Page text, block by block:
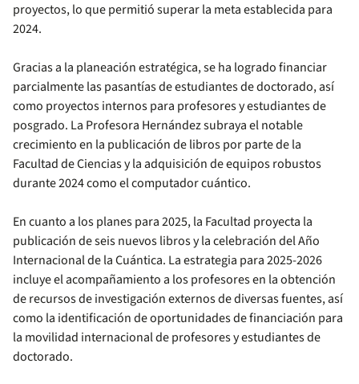
proyectos, lo que permitió superar la meta establecida para
2024.
Gracias a la planeación estratégica, se ha logrado financiar
parcialmente las pasantías de estudiantes de doctorado, así
como proyectos internos para profesores y estudiantes de
posgrado. La Profesora Hernández subraya el notable
crecimiento en la publicación de libros por parte de la
Facultad de Ciencias y la adquisición de equipos robustos
durante 2024 como el computador cuántico.
En cuanto a los planes para 2025, la Facultad proyecta la
publicación de seis nuevos libros y la celebración del Año
Internacional de la Cuántica. La estrategia para 2025-2026
incluye el acompañamiento a los profesores en la obtención
de recursos de investigación externos de diversas fuentes, así
como la identificación de oportunidades de financiación para
la movilidad internacional de profesores y estudiantes de
doctorado.